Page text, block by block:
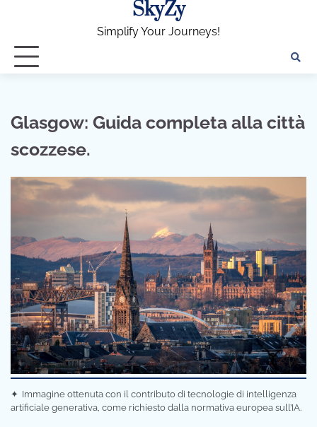
SkyZy
Simplify Your Journeys!
Glasgow: Guida completa alla città
scozzese.
✦ Immagine ottenuta con il contributo di tecnologie di intelligenza
artificiale generativa, come richiesto dalla normativa europea sull’IA.